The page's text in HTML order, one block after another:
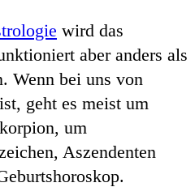
wird das
aber anders als
Wenn bei uns von
geht es meist um
um
Aszendenten